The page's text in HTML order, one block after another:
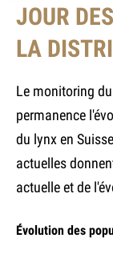
JOUR
LA
Le monitoring
permanence
du lynx en
actuelles
actuelle et de
Évolution des